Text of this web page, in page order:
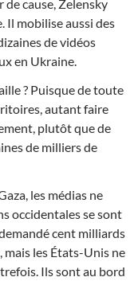
de cause, Zelensky
Il mobilise aussi des
de vidéos
en Ukraine.
? Puisque de toute
autant faire
plutôt que de
de milliers de
les médias ne
occidentales se sont
cent milliards
les États-Unis ne
Ils sont au bord